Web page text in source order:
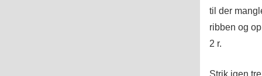
til der
ribben og
2 r.
Strik igen